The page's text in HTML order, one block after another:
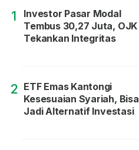
1
Investor Pasar Modal
Tembus 30,27 Juta, OJK
Tekankan Integritas
2 ETF Emas Kantongi
Kesesuaian Syariah, Bisa
Jadi Alternatif Investasi